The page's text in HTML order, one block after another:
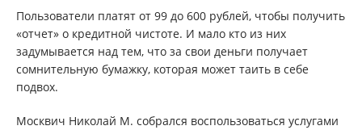
Пользователи платят от 99 до 600 рублей, чтобы получить
«отчет» о кредитной чистоте. И мало кто из них
задумывается над тем, что за свои деньги получает
сомнительную бумажку, которая может таить в себе
подвох.
Москвич Николай М. собрался воспользоваться услугами